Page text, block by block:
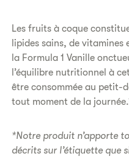
Les fruits à coque
lipides sains, de
la Formula 1 Vanille
l’équilibre nutritionnel à
être consommée au petit-
tout moment de la
*Notre produit nʼapporte
décrits sur lʼétiquette que